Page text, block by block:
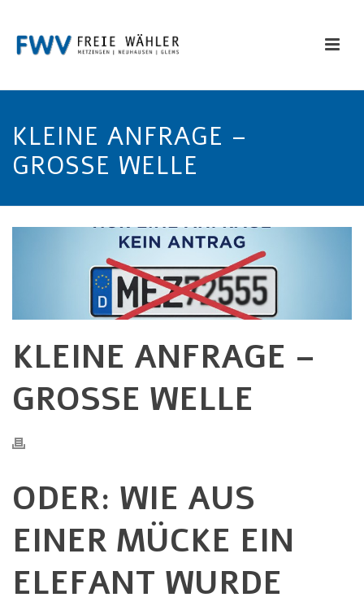
KLEINE ANFRAGE –
GROSSE WELLE
KLEINE ANFRAGE –
GROSSE WELLE
ODER: WIE AUS
EINER MÜCKE EIN
ELEFANT WURDE